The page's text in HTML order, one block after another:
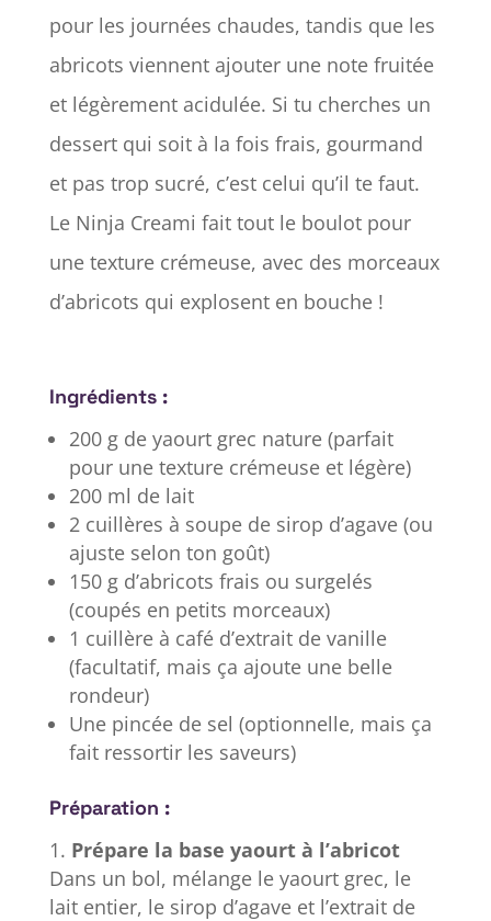
pour les journées chaudes, tandis que les
abricots viennent ajouter une note fruitée
et légèrement acidulée. Si tu cherches un
dessert qui soit à la fois frais, gourmand
et pas trop sucré, c’est celui qu’il te faut.
Le Ninja Creami fait tout le boulot pour
une texture crémeuse, avec des morceaux
d’abricots qui explosent en bouche !
Ingrédients :
200 g de yaourt grec nature (parfait
pour une texture crémeuse et légère)
200 ml de lait
2 cuillères à soupe de sirop d’agave (ou
ajuste selon ton goût)
150 g d’abricots frais ou surgelés
(coupés en petits morceaux)
1 cuillère à café d’extrait de vanille
(facultatif, mais ça ajoute une belle
rondeur)
Une pincée de sel (optionnelle, mais ça
fait ressortir les saveurs)
Préparation :
Prépare la base yaourt à l’abricot
Dans un bol, mélange le yaourt grec, le
lait entier, le sirop d’agave et l’extrait de